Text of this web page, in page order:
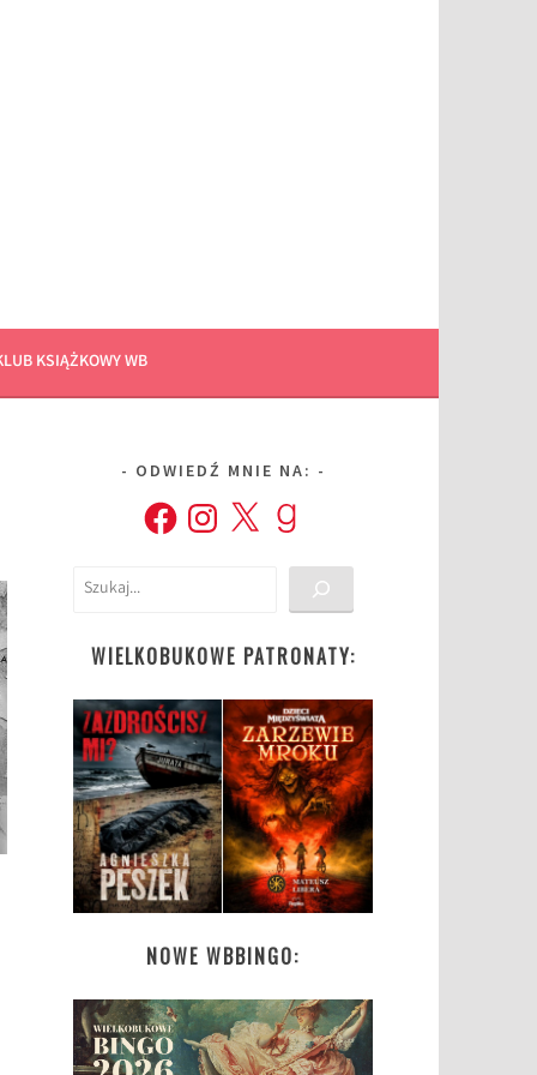
KSIĄŻKOWY WB
ODWIEDŹ MNIE NA:
FacebookInstagram
X Goodreads
Szukaj
WIELKOBUKOWE PATRONATY:
NOWE WBBINGO: